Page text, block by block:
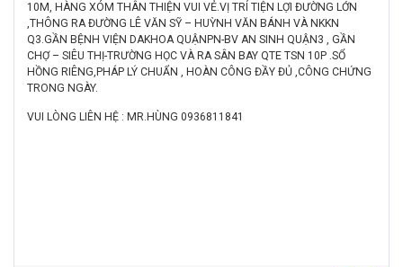
10M, HÀNG XÓM THÂN THIỆN VUI VẺ.VỊ TRÍ TIỆN LỢI ĐƯỜNG LỚN
,THÔNG RA ĐƯỜNG LÊ VĂN SỸ – HUỲNH VĂN BÁNH VÀ NKKN
Q3.GẦN BỆNH VIỆN DAKHOA QUẬNPN-BV AN SINH QUẬN3 , GẦN
CHỢ – SIÊU THỊ-TRƯỜNG HỌC VÀ RA SÂN BAY QTE TSN 10P .SỔ
HỒNG RIÊNG,PHÁP LÝ CHUẨN , HOÀN CÔNG ĐẦY ĐỦ ,CÔNG CHỨNG
TRONG NGÀY.
VUI LÒNG LIÊN HỆ : MR.HÙNG 0936811841